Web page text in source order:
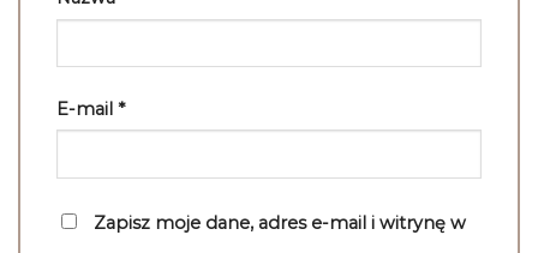
E-mail *
Zapisz moje dane, adres e-mail i witrynę w